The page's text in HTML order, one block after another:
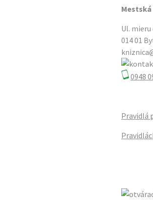
Mestská
Ul. mieru
014 01
0948
Pravidlá